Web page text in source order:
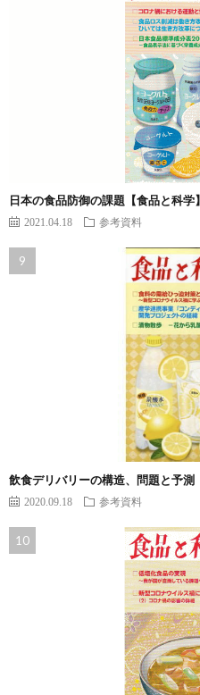
日本の食品防御の課題【食品と科学】
2021.04.18 参考資料
飲食デリバリーの構造、問題と予測
2020.09.18 参考資料